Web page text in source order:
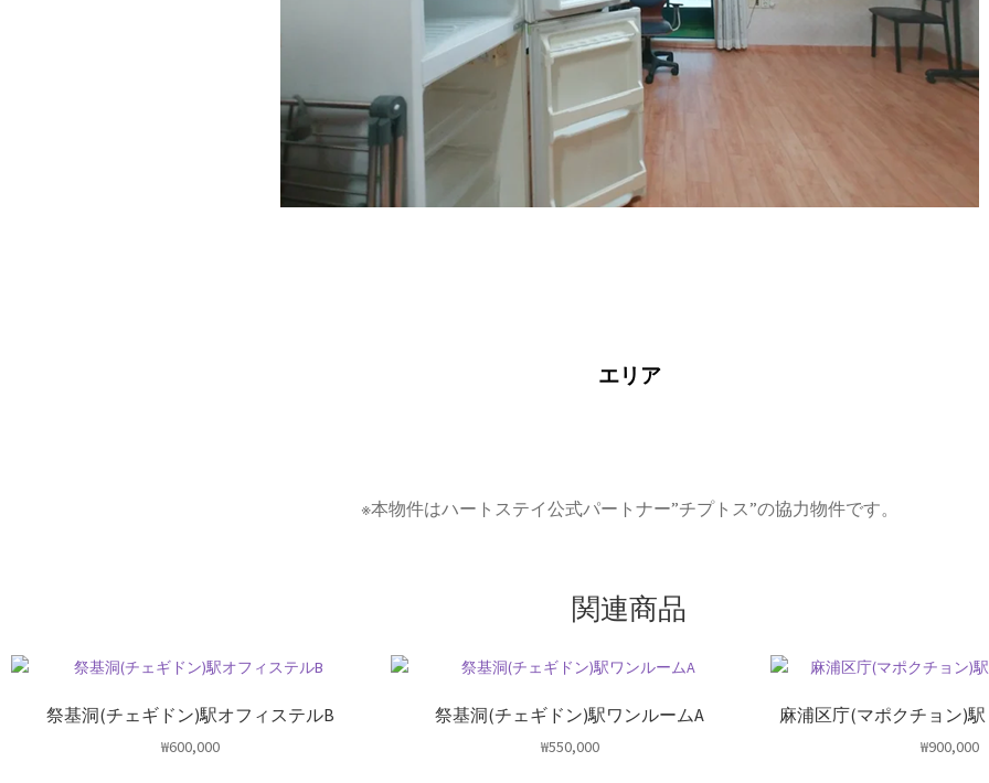
エリア
※本物件はハートステイ公式パートナー”チプトス”の協力物件です。
関連商品
祭基洞(チェギドン)駅オフィステルB
₩600,000
祭基洞(チェギドン)駅ワンルームA
₩550,000
麻浦区庁(マポクチョン)
₩900,000